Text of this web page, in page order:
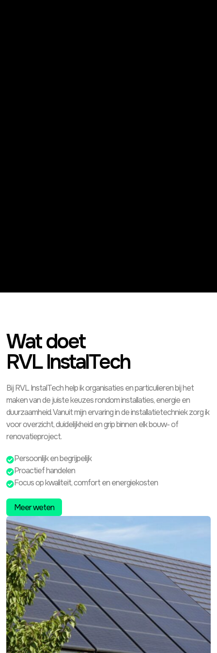
Wat doet
RVL InstalTech
Bij RVL InstalTech help ik organisaties en particulieren bij het
maken van de juiste keuzes rondom installaties, energie en
duurzaamheid. Vanuit mijn ervaring in de installatietechniek zorg ik
voor overzicht, duidelijkheid en grip binnen elk bouw- of
renovatieproject.
Persoonlijk en begrijpelijk
Proactief handelen
Focus op kwaliteit, comfort en energiekosten
Meer weten